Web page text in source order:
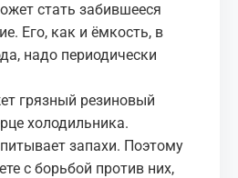
стать забившееся
Его, как и ёмкость, в
надо периодически
грязный резиновый
холодильника.
запахи. Поэтому
с борьбой против них,